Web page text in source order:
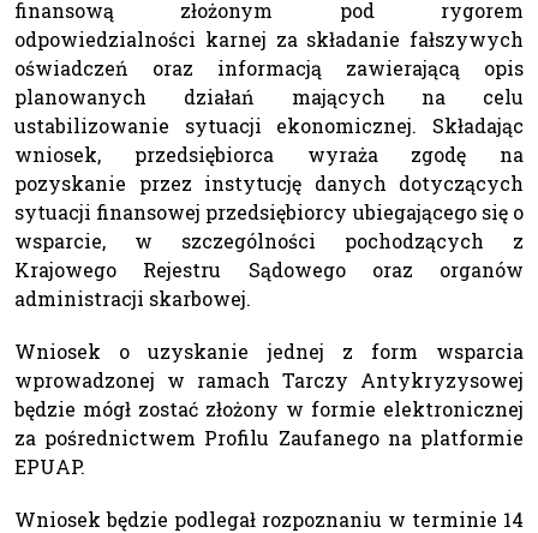
finansową złożonym pod rygorem
odpowiedzialności karnej za składanie fałszywych
oświadczeń oraz informacją zawierającą opis
planowanych działań mających na celu
ustabilizowanie sytuacji ekonomicznej. Składając
wniosek, przedsiębiorca wyraża zgodę na
pozyskanie przez instytucję danych dotyczących
sytuacji finansowej przedsiębiorcy ubiegającego się o
wsparcie, w szczególności pochodzących z
Krajowego Rejestru Sądowego oraz organów
administracji skarbowej.
Wniosek o uzyskanie jednej z form wsparcia
wprowadzonej w ramach Tarczy Antykryzysowej
będzie mógł zostać złożony w formie elektronicznej
za pośrednictwem Profilu Zaufanego na platformie
EPUAP.
Wniosek będzie podlegał rozpoznaniu w terminie 14